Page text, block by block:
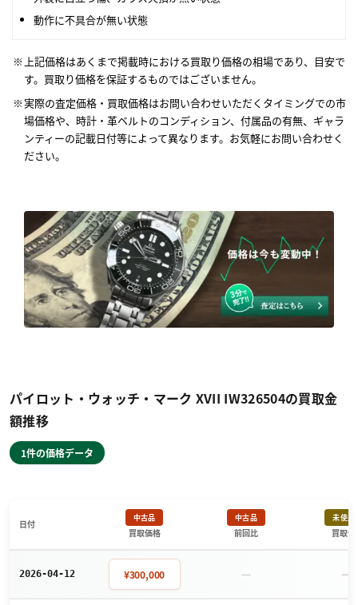
動作に不具合が無い状態
上記価格はあくまで掲載時における買取り価格の相場であり、目安で
す。買取り価格を保証するものではございません。
実際の査定価格・買取価格はお問い合わせいただくタイミングでの市
場価格や、時計・革ベルトのコンディション、付属品の有無、ギャラ
ンティーの記載日付等によって異なります。お気軽にお問い合わせく
ださい。
パイロット・ウォッチ・マーク XVII IW326504の買取金
額推移
1件の価格データ
日付
中古品
買取価格
中古品
前回比
未使用
買取価
2026-04-12 ¥300,000 － －